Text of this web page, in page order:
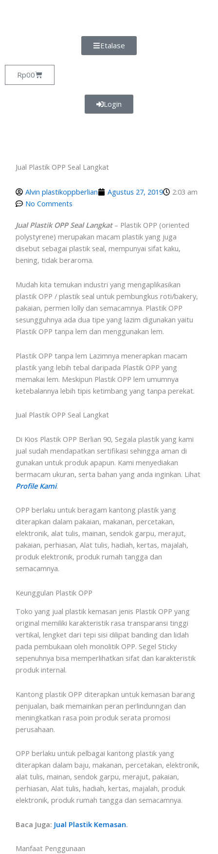
Etalase
Rp00
Cart
Login
Jual Plastik OPP Seal Langkat
Alvin plastikoppberlian Agustus 27, 2019
2:03 am
No Comments
Jual Plastik OPP Seal Langkat– Plastik OPP (oriented
polystyrene) merupakan macam plastik yang juga
disebut sebagai plastik seal, mempunyai sifat kaku,
bening, tidak beraroma.
Mudah kita temukan industri yang mengaplikasikan
plastik OPP / plastik seal untuk pembungkus roti/bakery,
pakaian, permen lolly dan semacamnya. Plastik OPP
sesungguhnya ada dua tipe yang lazim digunakan yaitu
Plastik OPP tanpa lem dan menggunakan lem.
Plastik OPP tanpa lem Lazimnya menerapkan macam
plastik yang lebih tebal daripada Plastik OPP yang
memakai lem. Meskipun Plastik OPP lem umumnya
ketebalannya lebih tipis ketimbang yang tanpa perekat.
Jual Plastik OPP Seal Langkat
Di Kios Plastik OPP Berlian 90, Segala plastik yang kami
jual sudah mendapatkan sertifikasi sehingga aman di
gunakan untuk produk apapun. Kami menyediakan
bermacam ukuran, serta bahan yang anda inginkan. Lihat
Profile Kami.
OPP berlaku untuk beragam kantong plastik yang
diterapkan dalam pakaian, makanan, percetakan,
elektronik, alat tulis, mainan, sendok garpu, merajut,
pakaian, perhiasan, Alat tulis, hadiah, kertas, majalah,
produk elektronik, produk rumah tangga dan
semacamnya.
Keunggulan Plastik OPP
Toko yang jual plastik kemasan jenis Plastik OPP yang
original memiliki karakteristik rasa transparansi tinggi
vertikal, lengket dari tepi sisi dilipat banding dan lidah
pada pembukaan oleh monolitik OPP. Segel Sticky
sepenuhnya bisa memperlihatkan sifat dan karakteristik
produk internal.
Kantong plastik OPP diterapkan untuk kemasan barang
penjualan, baik memainkan peran perlindunngan dan
meningkatkan rasa poin produk serata promosi
perusahaan.
OPP berlaku untuk pelbagai kantong plastik yang
diterapkan dalam baju, makanan, percetakan, elektronik,
alat tulis, mainan, sendok garpu, merajut, pakaian,
perhiasan, Alat tulis, hadiah, kertas, majalah, produk
elektronik, produk rumah tangga dan semacamnya.
Baca Juga: Jual Plastik Kemasan.
Manfaat Penggunaan